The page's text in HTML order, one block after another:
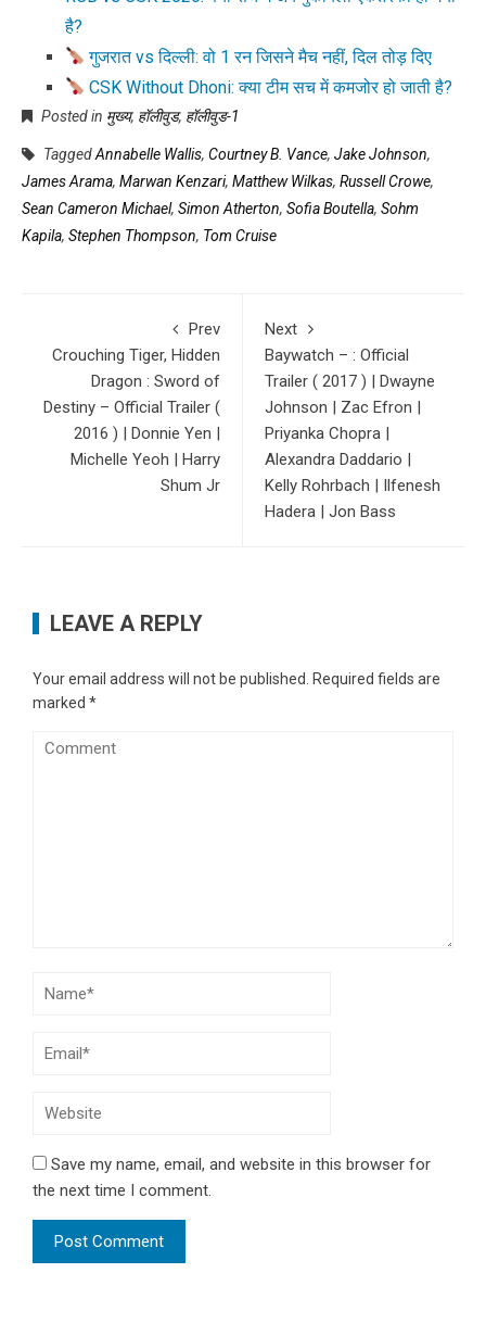
है?
गुजरात vs दिल्ली: वो 1 रन जिसने मैच नहीं, दिल तोड़ दिए
CSK Without Dhoni: क्या टीम सच में कमजोर हो जाती है?
Posted in मुख्य, हॉलीवुड, हॉलीवुड-1
TaggedAnnabelle Wallis, Courtney B. Vance, Jake Johnson,
James Arama, Marwan Kenzari, Matthew Wilkas, Russell Crowe,
Sean Cameron Michael, Simon Atherton, Sofia Boutella, Sohm
Kapila, Stephen Thompson, Tom Cruise
Prev
Crouching Tiger, Hidden
Dragon : Sword of
Destiny – Official Trailer (
2016 ) | Donnie Yen |
Michelle Yeoh | Harry
Shum Jr
Next
Baywatch – : Official
Trailer ( 2017 ) | Dwayne
Johnson | Zac Efron |
Priyanka Chopra |
Alexandra Daddario |
Kelly Rohrbach | Ilfenesh
Hadera | Jon Bass
LEAVE A REPLY
Your email address will not be published.
Required fields are
marked *
Save my name, email, and website in this browser for
the next time I comment.